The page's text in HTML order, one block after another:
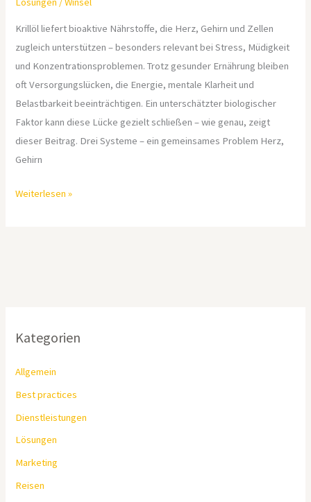
Krillöl liefert bioaktive Nährstoffe, die Herz, Gehirn und Zellen
zugleich unterstützen – besonders relevant bei Stress, Müdigkeit
und Konzentrationsproblemen. Trotz gesunder Ernährung bleiben
oft Versorgungslücken, die Energie, mentale Klarheit und
Belastbarkeit beeinträchtigen. Ein unterschätzter biologischer
Faktor kann diese Lücke gezielt schließen – wie genau, zeigt
dieser Beitrag. Drei Systeme – ein gemeinsames Problem Herz,
Gehirn
Weiterlesen »
Kategorien
Allgemein
Best practices
Dienstleistungen
Lösungen
Marketing
Reisen